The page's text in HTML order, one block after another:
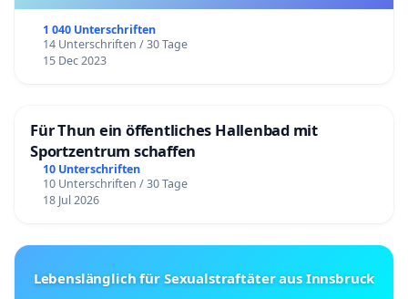
1 040 Unterschriften
14 Unterschriften / 30 Tage
15 Dec 2023
Für Thun ein öffentliches Hallenbad mit
Sportzentrum schaffen
10 Unterschriften
10 Unterschriften / 30 Tage
18 Jul 2026
Lebenslänglich für Sexualstraftäter aus Innsbruck